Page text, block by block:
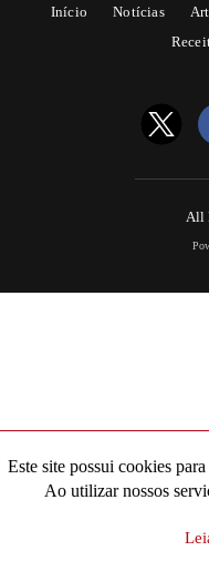
Início Notícias
All
Este site possui cookies
Ao utilizar nossos